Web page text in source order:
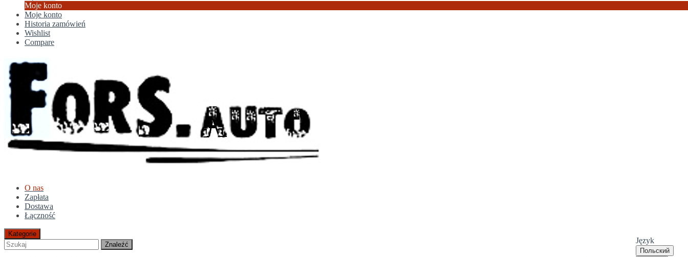
Moje konto
Moje konto
Historia zamówień
Wishlist
Compare
O nas
Zapłata
Dostawa
Łączność
Język
Польский
Kategorie
Znaleźć